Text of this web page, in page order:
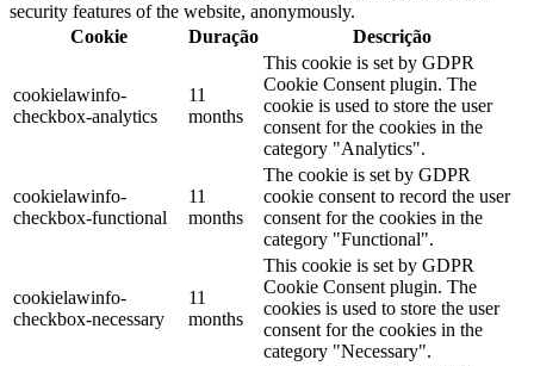
security features of the website, anonymously.
Cookie
Duração Descrição
cookielawinfo-
checkbox-analytics
11
months
This cookie is set by GDPR
Cookie Consent plugin. The
cookie is used to store the user
consent for the cookies in the
category "Analytics".
cookielawinfo-
checkbox-functional
11
months
The cookie is set by GDPR
cookie consent to record the user
consent for the cookies in the
category "Functional".
cookielawinfo-
checkbox-necessary
11
months
This cookie is set by GDPR
Cookie Consent plugin. The
cookies is used to store the user
consent for the cookies in the
category "Necessary".